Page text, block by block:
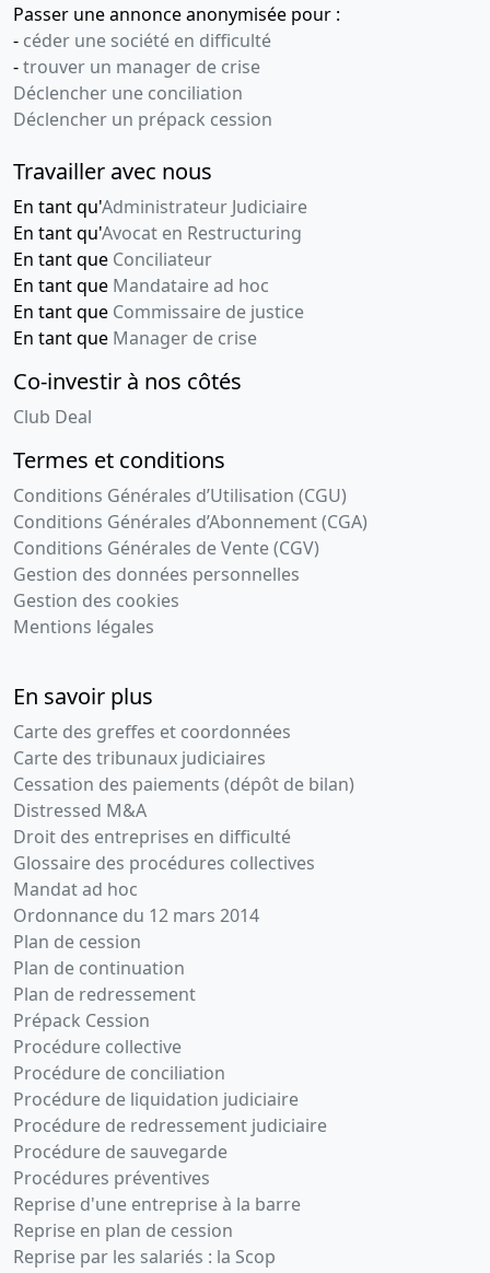
Passer une annonce anonymisée pour :
- céder une société en difficulté
-trouver un manager de crise
Déclencher une conciliation
Déclencher un prépack cession
Travailler avec nous
En tant qu'Administrateur Judiciaire
En tant qu'Avocat en Restructuring
En tant que Conciliateur
En tant que Mandataire ad hoc
En tant que Commissaire de justice
En tant que Manager de crise
Co-investir à nos côtés
Club Deal
Termes et conditions
Conditions Générales d’Utilisation (CGU)
Conditions Générales d’Abonnement (CGA)
Conditions Générales de Vente (CGV)
Gestion des données personnelles
Gestion des cookies
Mentions légales
En savoir plus
Carte des greffes et coordonnées
Carte des tribunaux judiciaires
Cessation des paiements (dépôt de bilan)
Distressed M&A
Droit des entreprises en difficulté
Glossaire des procédures collectives
Mandat ad hoc
Ordonnance du 12 mars 2014
Plan de cession
Plan de continuation
Plan de redressement
Prépack Cession
Procédure collective
Procédure de conciliation
Procédure de liquidation judiciaire
Procédure de redressement judiciaire
Procédure de sauvegarde
Procédures préventives
Reprise d'une entreprise à la barre
Reprise en plan de cession
Reprise par les salariés : la Scop